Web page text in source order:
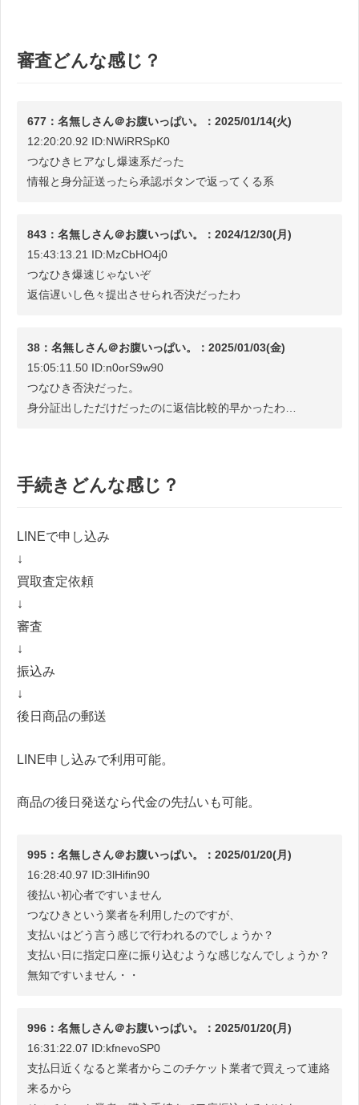
審査どんな感じ？
677：名無しさん＠お腹いっぱい。：2025/01/14(火)
12:20:20.92 ID:NWiRRSpK0
つなひきヒアなし爆速系だった
情報と身分証送ったら承認ボタンで返ってくる系
843：名無しさん＠お腹いっぱい。：2024/12/30(月)
15:43:13.21 ID:MzCbHO4j0
つなひき爆速じゃないぞ
返信遅いし色々提出させられ否決だったわ
38：名無しさん＠お腹いっぱい。：2025/01/03(金)
15:05:11.50 ID:n0orS9w90
つなひき否決だった。
身分証出しただけだったのに返信比較的早かったわ…
手続きどんな感じ？
LINEで申し込み
↓
買取査定依頼
↓
審査
↓
振込み
↓
後日商品の郵送
LINE申し込みで利用可能。
商品の後日発送なら代金の先払いも可能。
995：名無しさん＠お腹いっぱい。：2025/01/20(月)
16:28:40.97 ID:3lHifin90
後払い初心者ですいません
つなひきという業者を利用したのですが、
支払いはどう言う感じで行われるのでしょうか？
支払い日に指定口座に振り込むような感じなんでしょうか？
無知ですいません・・
996：名無しさん＠お腹いっぱい。：2025/01/20(月)
16:31:22.07 ID:kfnevoSP0
支払日近くなると業者からこのチケット業者で買えって連絡
来るから